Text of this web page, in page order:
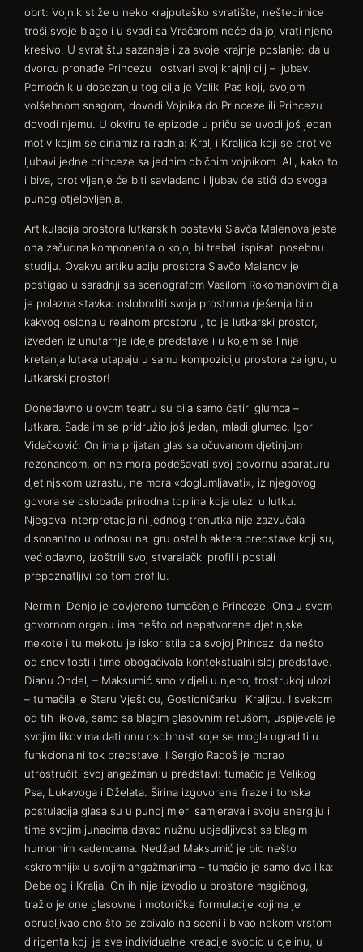
obrt: Vojnik stiže u neko krajputaško svratište, neštedimice
troši svoje blago i u svađi sa Vračarom neće da joj vrati njeno
kresivo. U svratištu sazanaje i za svoje krajnje poslanje: da u
dvorcu pronađe Princezu i ostvari svoj krajnji cilj – ljubav.
Pomoćnik u dosezanju tog cilja je Veliki Pas koji, svojom
volšebnom snagom, dovodi Vojnika do Princeze ili Princezu
dovodi njemu. U okviru te epizode u priču se uvodi još jedan
motiv kojim se dinamizira radnja: Kralj i Kraljica koji se protive
ljubavi jedne princeze sa jednim običnim vojnikom. Ali, kako to
i biva, protivljenje će biti savladano i ljubav će stići do svoga
punog otjelovljenja.
Artikulacija prostora lutkarskih postavki Slavča Malenova jeste
ona začudna komponenta o kojoj bi trebali ispisati posebnu
studiju. Ovakvu artikulaciju prostora Slavčo Malenov je
postigao u saradnji sa scenografom Vasilom Rokomanovim čija
je polazna stavka: osloboditi svoja prostorna rješenja bilo
kakvog oslona u realnom prostoru , to je lutkarski prostor,
izveden iz unutarnje ideje predstave i u kojem se linije
kretanja lutaka utapaju u samu kompoziciju prostora za igru, u
lutkarski prostor!
Donedavno u ovom teatru su bila samo četiri glumca –
lutkara. Sada im se pridružio još jedan, mladi glumac, Igor
Vidačković. On ima prijatan glas sa očuvanom djetinjom
rezonancom, on ne mora podešavati svoj govornu aparaturu
djetinjskom uzrastu, ne mora «doglumljavati», iz njegovog
govora se oslobađa prirodna toplina koja ulazi u lutku.
Njegova interpretacija ni jednog trenutka nije zazvučala
disonantno u odnosu na igru ostalih aktera predstave koji su,
već odavno, izoštrili svoj stvaralački profil i postali
prepoznatljivi po tom profilu.
Nermini Denjo je povjereno tumačenje Princeze. Ona u svom
govornom organu ima nešto od nepatvorene djetinjske
mekote i tu mekotu je iskoristila da svojoj Princezi da nešto
od snovitosti i time obogaćivala kontekstualni sloj predstave.
Dianu Ondelj – Maksumić smo vidjeli u njenoj trostrukoj ulozi
– tumačila je Staru Vješticu, Gostioničarku i Kraljicu. I svakom
od tih likova, samo sa blagim glasovnim retušom, uspijevala je
svojim likovima dati onu osobnost koje se mogla ugraditi u
funkcionalni tok predstave. I Sergio Radoš je morao
utrostručiti svoj angažman u predstavi: tumačio je Velikog
Psa, Lukavoga i Dželata. Širina izgovorene fraze i tonska
postulacija glasa su u punoj mjeri samjeravali svoju energiju i
time svojim junacima davao nužnu ubjedljivost sa blagim
humornim kadencama. Nedžad Maksumić je bio nešto
«skromniji» u svojim angažmanima – tumačio je samo dva lika:
Debelog i Kralja. On ih nije izvodio u prostore magičnog,
tražio je one glasovne i motoričke formulacije kojima je
obrubljivao ono što se zbivalo na sceni i bivao nekom vrstom
dirigenta koji je sve individualne kreacije svodio u cjelinu, u